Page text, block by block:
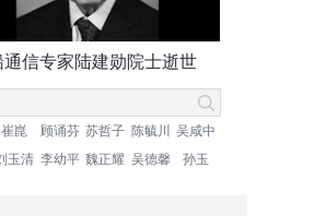
通信专家陆建勋院士逝世
崔崑 顾诵芬 苏哲子 陈毓川
吴咸中
玉清 李幼平 魏正耀 吴德馨 孙玉